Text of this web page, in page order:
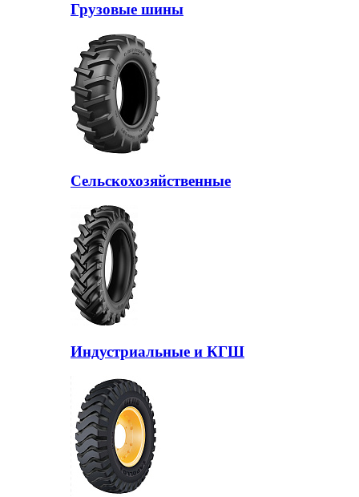
Грузовые шины
Сельскохозяйственные
Индустриальные и КГШ